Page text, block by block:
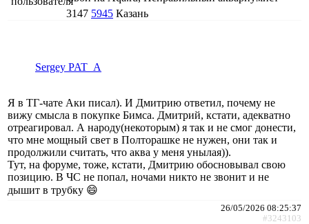
3147 5945 Казань
Sergey PAT_A
Я в ТГ-чате Аки писал). И Дмитрию ответил, почему не
вижу смысла в покупке Бимса. Дмитрий, кстати, адекватно
отреагировал. А народу(некоторым) я так и не смог донести,
что мне мощный свет в Полторашке не нужен, они так и
продолжили считать, что аква у меня унылая)).
Тут, на форуме, тоже, кстати, Дмитрию обосновывал свою
позицию. В ЧС не попал, ночами никто не звонит и не
дышит в трубку 😄
26/05/2026 08:25:37
#3243103